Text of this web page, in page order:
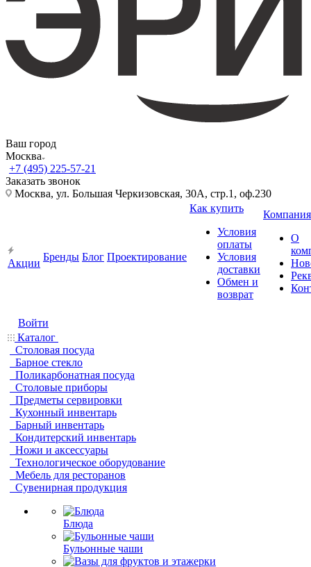
Ваш город
Москва
+7 (495) 225-57-21
Заказать звонок
Москва, ул. Большая Черкизовская, 30А, стр.1, оф.230
Акции
Бренды Блог Проектирование
Как купить
Условия
оплаты
Условия
доставки
Обмен и
возврат
Компания
О
Войти
Каталог
Столовая посуда
Барное стекло
Поликарбонатная посуда
Столовые приборы
Предметы сервировки
Кухонный инвентарь
Барный инвентарь
Кондитерский инвентарь
Ножи и аксессуары
Технологическое оборудование
Мебель для ресторанов
Сувенирная продукция
Блюда
Бульонные чаши